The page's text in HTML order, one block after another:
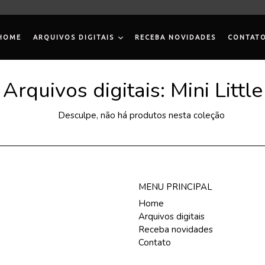
ARQUIVOS DIGITAIS RECEBA NOVIDADES CONTATO
Arquivos digitais: Mini Little
Desculpe, não há produtos nesta coleção
MENU PRINCIPAL
Home
Arquivos digitais
Receba novidades
Contato